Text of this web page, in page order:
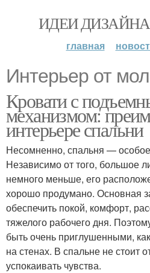
ИДЕИ ДИЗАЙНА
главная
Интерьер от
Кровати с
механизмом:
интерьере спальни
Несомненно, спальня —
Независимо от того, большое
немного меньше, его
хорошо продумано. Основная
обеспечить покой, комфорт,
тяжелого рабочего дня.
быть очень приглушенными,
на стенах. В спальне не стоит
успокаивать чувства.